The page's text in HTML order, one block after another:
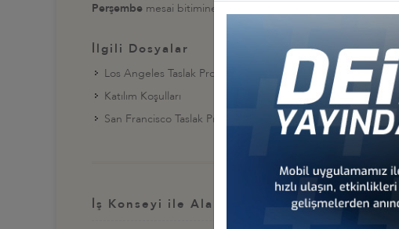
Perşembe mesai bitimine kadar tamamlamaları beklenmektedir.
İlgili Dosyalar
Los Angeles Taslak Program
Katılım Koşulları
San Francisco Taslak Program
İş Konseyi ile Alakalı Diğer Etkinlikler